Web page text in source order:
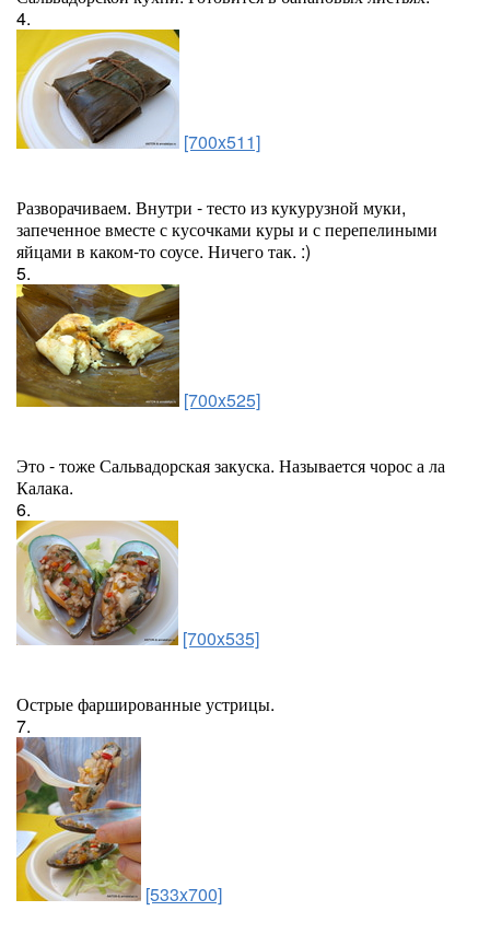
4.
[700x511]
Разворачиваем. Внутри - тесто из кукурузной муки,
запеченное вместе с кусочками куры и с перепелиными
яйцами в каком-то соусе. Ничего так. :)
5.
[700x525]
Это - тоже Сальвадорская закуска. Называется чорос а ла
Калака.
6.
[700x535]
Острые фаршированные устрицы.
7.
[533x700]